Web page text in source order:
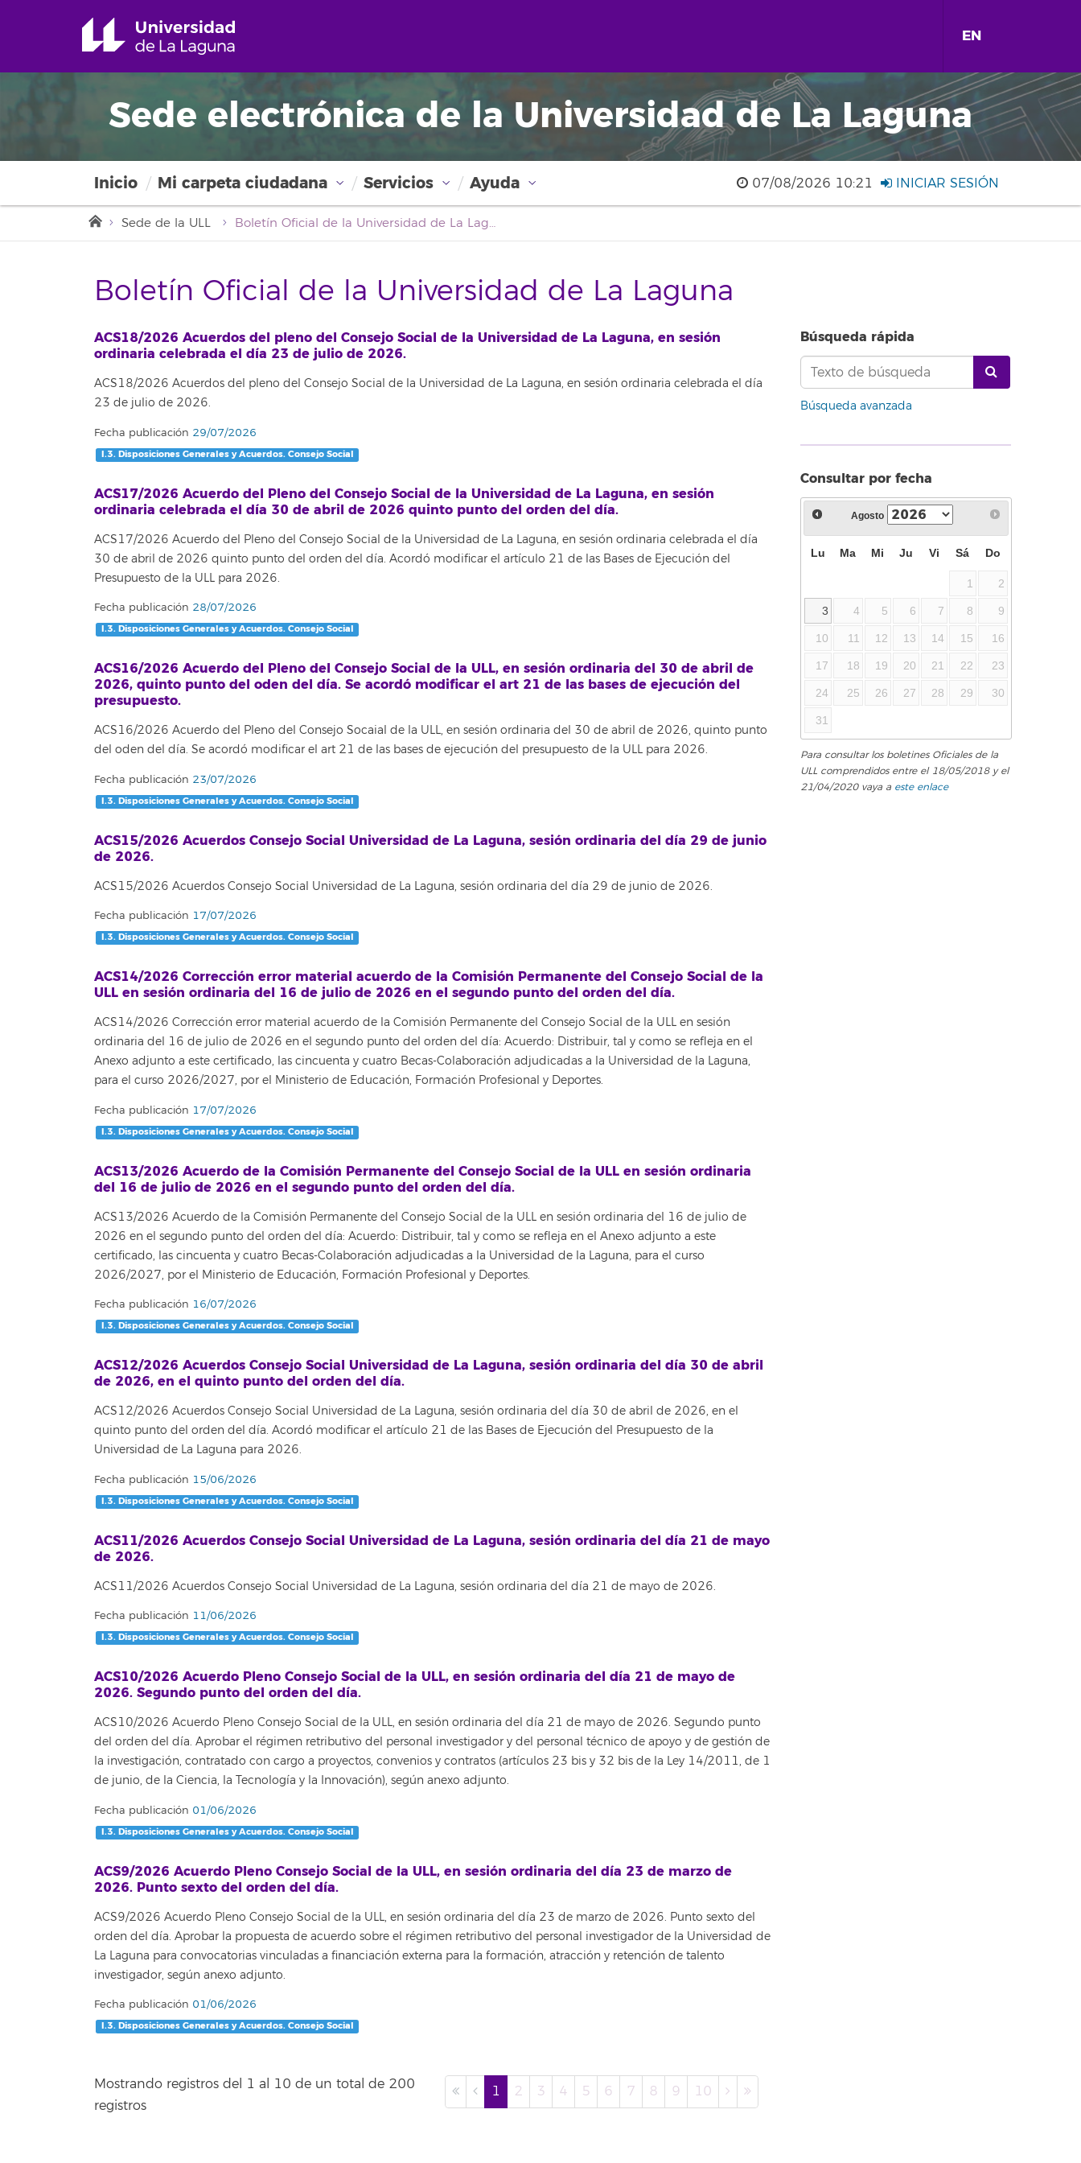
EN
Sede electrónica de la Universidad de La Laguna
Inicio Mi carpeta ciudadana Servicios Ayuda 07/08/2026 10:21 INICIAR SESIÓN
Sede de la ULL Boletín Oficial de la Universidad de La Laguna
Boletín Oficial de la Universidad de La Laguna
ACS18/2026 Acuerdos del pleno del Consejo Social de la Universidad de La Laguna, en sesión
ordinaria celebrada el día 23 de julio de 2026.
ACS18/2026 Acuerdos del pleno del Consejo Social de la Universidad de La Laguna, en sesión ordinaria celebrada el día
23 de julio de 2026.
Fecha publicación 29/07/2026
I.3. Disposiciones Generales y Acuerdos. Consejo Social
ACS17/2026 Acuerdo del Pleno del Consejo Social de la Universidad de La Laguna, en sesión
ordinaria celebrada el día 30 de abril de 2026 quinto punto del orden del día.
ACS17/2026 Acuerdo del Pleno del Consejo Social de la Universidad de La Laguna, en sesión ordinaria celebrada el día
30 de abril de 2026 quinto punto del orden del día. Acordó modificar el artículo 21 de las Bases de Ejecución del
Presupuesto de la ULL para 2026.
Fecha publicación 28/07/2026
I.3. Disposiciones Generales y Acuerdos. Consejo Social
ACS16/2026 Acuerdo del Pleno del Consejo Social de la ULL, en sesión ordinaria del 30 de abril de
2026, quinto punto del oden del día. Se acordó modificar el art 21 de las bases de ejecución del
presupuesto.
ACS16/2026 Acuerdo del Pleno del Consejo Socaial de la ULL, en sesión ordinaria del 30 de abril de 2026, quinto punto
del oden del día. Se acordó modificar el art 21 de las bases de ejecución del presupuesto de la ULL para 2026.
Fecha publicación 23/07/2026
I.3. Disposiciones Generales y Acuerdos. Consejo Social
ACS15/2026 Acuerdos Consejo Social Universidad de La Laguna, sesión ordinaria del día 29 de junio
de 2026.
ACS15/2026 Acuerdos Consejo Social Universidad de La Laguna, sesión ordinaria del día 29 de junio de 2026.
Fecha publicación 17/07/2026
I.3. Disposiciones Generales y Acuerdos. Consejo Social
ACS14/2026 Corrección error material acuerdo de la Comisión Permanente del Consejo Social de la
ULL en sesión ordinaria del 16 de julio de 2026 en el segundo punto del orden del día.
ACS14/2026 Corrección error material acuerdo de la Comisión Permanente del Consejo Social de la ULL en sesión
ordinaria del 16 de julio de 2026 en el segundo punto del orden del día: Acuerdo: Distribuir, tal y como se refleja en el
Anexo adjunto a este certificado, las cincuenta y cuatro Becas-Colaboración adjudicadas a la Universidad de la Laguna,
para el curso 2026/2027, por el Ministerio de Educación, Formación Profesional y Deportes.
Fecha publicación 17/07/2026
I.3. Disposiciones Generales y Acuerdos. Consejo Social
ACS13/2026 Acuerdo de la Comisión Permanente del Consejo Social de la ULL en sesión ordinaria
del 16 de julio de 2026 en el segundo punto del orden del día.
ACS13/2026 Acuerdo de la Comisión Permanente del Consejo Social de la ULL en sesión ordinaria del 16 de julio de
2026 en el segundo punto del orden del día: Acuerdo: Distribuir, tal y como se refleja en el Anexo adjunto a este
certificado, las cincuenta y cuatro Becas-Colaboración adjudicadas a la Universidad de la Laguna, para el curso
2026/2027, por el Ministerio de Educación, Formación Profesional y Deportes.
Fecha publicación 16/07/2026
I.3. Disposiciones Generales y Acuerdos. Consejo Social
ACS12/2026 Acuerdos Consejo Social Universidad de La Laguna, sesión ordinaria del día 30 de abril
de 2026, en el quinto punto del orden del día.
ACS12/2026 Acuerdos Consejo Social Universidad de La Laguna, sesión ordinaria del día 30 de abril de 2026, en el
quinto punto del orden del día. Acordó modificar el artículo 21 de las Bases de Ejecución del Presupuesto de la
Universidad de La Laguna para 2026.
Fecha publicación 15/06/2026
I.3. Disposiciones Generales y Acuerdos. Consejo Social
ACS11/2026 Acuerdos Consejo Social Universidad de La Laguna, sesión ordinaria del día 21 de mayo
de 2026.
ACS11/2026 Acuerdos Consejo Social Universidad de La Laguna, sesión ordinaria del día 21 de mayo de 2026.
Fecha publicación 11/06/2026
I.3. Disposiciones Generales y Acuerdos. Consejo Social
ACS10/2026 Acuerdo Pleno Consejo Social de la ULL, en sesión ordinaria del día 21 de mayo de
2026. Segundo punto del orden del día.
ACS10/2026 Acuerdo Pleno Consejo Social de la ULL, en sesión ordinaria del día 21 de mayo de 2026. Segundo punto
del orden del día. Aprobar el régimen retributivo del personal investigador y del personal técnico de apoyo y de gestión de
la investigación, contratado con cargo a proyectos, convenios y contratos (artículos 23 bis y 32 bis de la Ley 14/2011, de 1
de junio, de la Ciencia, la Tecnología y la Innovación), según anexo adjunto.
Fecha publicación 01/06/2026
I.3. Disposiciones Generales y Acuerdos. Consejo Social
ACS9/2026 Acuerdo Pleno Consejo Social de la ULL, en sesión ordinaria del día 23 de marzo de
2026. Punto sexto del orden del día.
ACS9/2026 Acuerdo Pleno Consejo Social de la ULL, en sesión ordinaria del día 23 de marzo de 2026. Punto sexto del
orden del día. Aprobar la propuesta de acuerdo sobre el régimen retributivo del personal investigador de la Universidad de
La Laguna para convocatorias vinculadas a financiación externa para la formación, atracción y retención de talento
investigador, según anexo adjunto.
Fecha publicación 01/06/2026
I.3. Disposiciones Generales y Acuerdos. Consejo Social
Mostrando registros del 1 al 10 de un total de 200
registros
1 2 3 4 5 6 7 8 9 10
Búsqueda rápida
Búsqueda avanzada
Consultar por fecha
Agosto
Lu Ma Mi Ju Vi Sá Do
1 2
3 4 5 6 7 8 9
10 11 12 13 14 15 16
17 18 19 20 21 22 23
24 25 26 27 28 29 30
31
Para consultar los boletines Oficiales de la
ULL comprendidos entre el 18/05/2018 y el
21/04/2020 vaya a este enlace